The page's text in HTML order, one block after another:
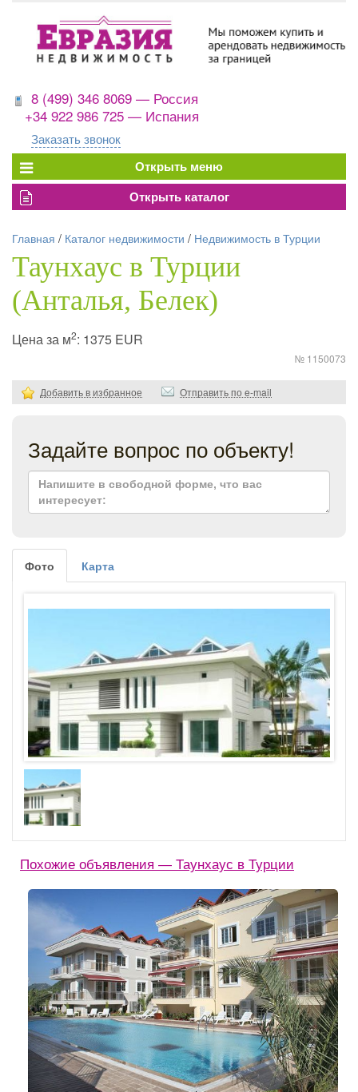
8 (499) 346 8069 — Россия
+34 922 986 725 — Испания
Заказать звонок
Главная / Каталог недвижимости / Недвижимость в Турции
Таунхаус в Турции
(Анталья, Белек)
Цена за м2: 1375 EUR
№ 1150073
Добавить в избранное Отправить по e-mail
Задайте вопрос по объекту!
Фото Карта
Похожие объявления — Таунхаус в Турции